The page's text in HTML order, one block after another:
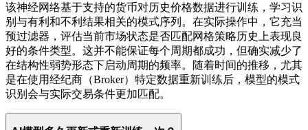
该神经网络基于支持的货币对历史价格数据进行训练，学习识
别与有利和不利结果相关的模式序列。在实际操作中，它充当
预过滤器，评估当前市场状态是否匹配网格策略历史上表现良
好的条件类型。这并不能保证每个周期都成功，但确实减少了
在结构性弱势形态下启动周期的频率。随着时间的推移，尤其
是在使用经纪商（Broker）特定数据重新训练后，模型的模式
识别会与实际交易条件更加匹配。